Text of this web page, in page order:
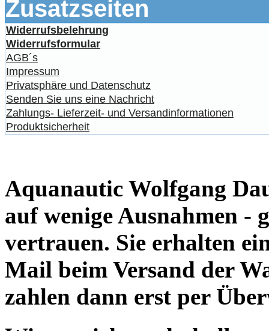
Zusatzseiten
Widerrufsbelehrung
Widerrufsformular
AGB´s
Impressum
Privatsphäre und Datenschutz
Senden Sie uns eine Nachricht
Zahlungs- Lieferzeit- und Versandinformationen
Produktsicherheit
Aquanautic Wolfgang
auf wenige Ausnahmen -
vertrauen. Sie erhalten
Mail beim Versand der
zahlen dann erst per